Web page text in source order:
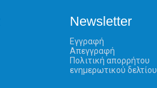
Newsletter
Εγγραφή
Απεγγραφή
Πολιτική απορρήτου
ενημερωτικού δελτίου